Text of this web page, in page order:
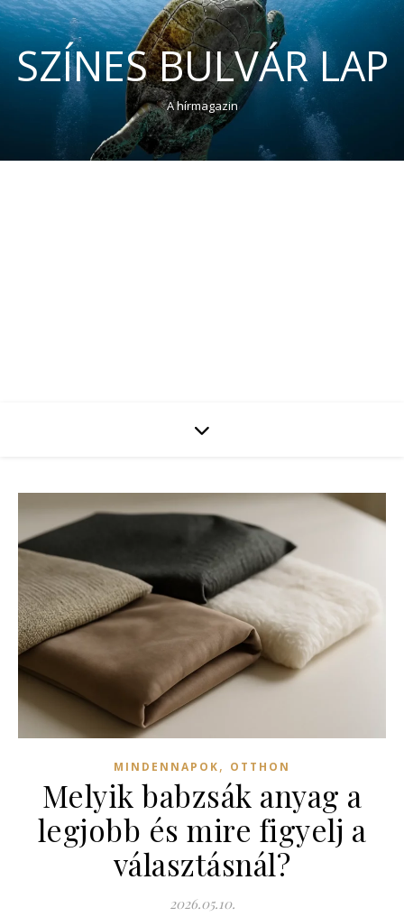
SZÍNES BULVÁR LAP
A hírmagazin
MINDENNAPOK, OTTHON
Melyik babzsák anyag a
legjobb és mire figyelj a
választásnál?
2026.05.10.